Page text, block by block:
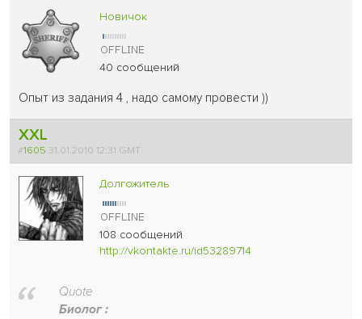
Новичок
40 сообщений
Опыт из задания 4 , надо самому провести ))
XXL
#1605 31.01.2010 12:31 GMT
Долгожитель
108 сообщений
http://vkontakte.ru/id53289714
Quote
Биолог :